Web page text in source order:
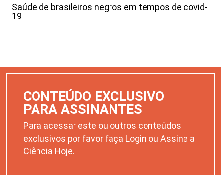
Saúde de brasileiros negros em tempos de covid-
19
CONTEÚDO EXCLUSIVO
PARA ASSINANTES
Para acessar este ou outros conteúdos
exclusivos por favor faça Login ou Assine a
Ciência Hoje.